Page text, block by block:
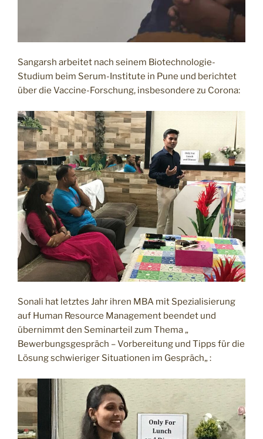
Sangarsh arbeitet nach seinem Biotechnologie-
Studium beim Serum-Institute in Pune und berichtet
über die Vaccine-Forschung, insbesondere zu Corona:
Sonali hat letztes Jahr ihren MBA mit Spezialisierung
auf Human Resource Management beendet und
übernimmt den Seminarteil zum Thema „
Bewerbungsgespräch – Vorbereitung und Tipps für die
Lösung schwieriger Situationen im Gespräch„ :